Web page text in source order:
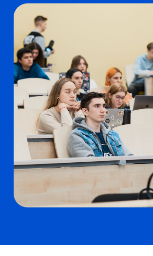
— У нас защита дипломов устроена так,
что примерно половина приемной
комиссии — это представители бизнеса.
Многие из них приходят, чтобы забрать к
себе выпускников, но часто не могут
никого найти, потому что ребята уже
получили предложения от других
компаний. На самом деле, большинство
студентов без проблем находят работу
признается Николай Телятников.